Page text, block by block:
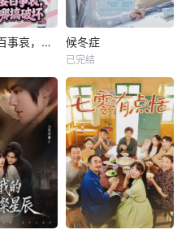
反派夫妻百事哀，今天在哪搞破坏 候冬症
已完结